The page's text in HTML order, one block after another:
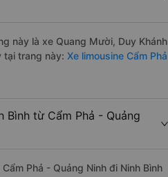
này là xe Quang Mười, Duy Khánh
tại trang này: Xe limousine Cẩm Phả
từ Cẩm Phả - Quảng
Phả - Quảng Ninh đi Ninh Bình